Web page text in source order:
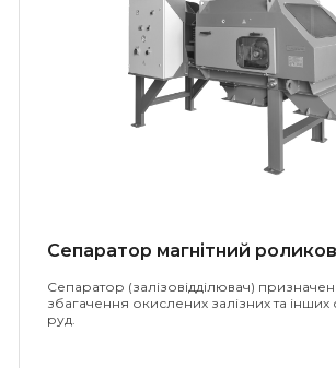
Сепаратор магнітний
Сепаратор (залізовідділювач)
збагачення окислених залізних та інших
руд.